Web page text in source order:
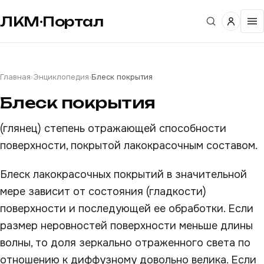
ЛКМ·Портал
Главная›Энциклопедия›Блеск покрытия
Блеск покрытия
(глянец) степень отражающей способности
поверхности, покрытой лакокрасочным составом.
Блеск лакокрасочных покрытий в значительной
мере зависит от состояния (гладкости)
поверхности и последующей ее обработки. Если
размер неровностей поверхности меньше длины
волны, то доля зеркально отраженного света по
отношению к диффузному довольно велика. Если